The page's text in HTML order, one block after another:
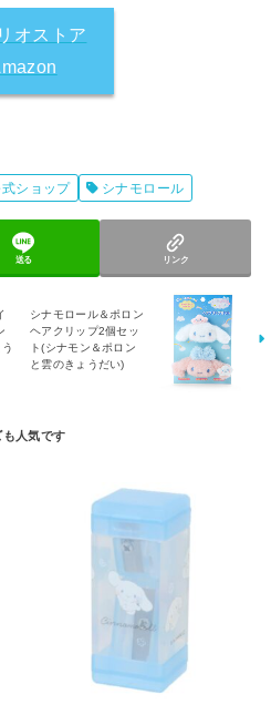
オストア
ショップ シナモロール
送る リンク
シナモロール＆ポロン
ヘアクリップ2個セッ
ト(シナモン＆ポロン
と雲のきょうだい)